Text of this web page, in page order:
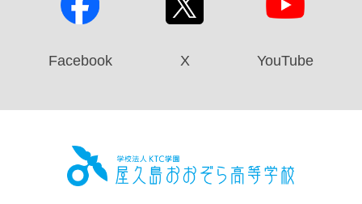
Facebook X YouTube